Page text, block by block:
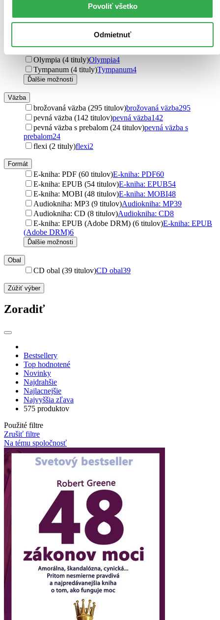
Povoliť všetko
Odmietnuť
Paseka4
Mladá fronta (4 tituly)Mladá fronta4
VEDA
Kniha Zlín (4 tituly)Kniha Zlín4
Epocha (4 tituly)Epocha4
Olympia (4 tituly)Olympia4
Tympanum (4 tituly)Tympanum4
Ďalšie možnosti
Väzba
brožovaná väzba (295 titulov)brožovaná väzba295
pevná väzba (142 titulov)pevná väzba142
pevná väzba s prebalom (24 titulov)pevná väzba s
prebalom24
flexi (2 tituly)flexi2
Formát
E-kniha: PDF (60 titulov)E-kniha: PDF60
E-kniha: EPUB (54 titulov)E-kniha: EPUB54
E-kniha: MOBI (48 titulov)E-kniha: MOBI48
Audiokniha: MP3 (9 titulov)Audiokniha: MP39
Audiokniha: CD (8 titulov)Audiokniha: CD8
E-kniha: EPUB (Adobe DRM) (6 titulov)E-kniha: EPUB
(Adobe DRM)6
Ďalšie možnosti
Obal
CD obal (39 titulov)CD obal39
Zúžiť výber
Zoradiť
Bestsellery
Top hodnotené
Novinky
Najdrahšie
Najlacnejšie
Najvyššia zľava
575 produktov
Použité filtre
Zrušiť filtre
Na tému spoločnosť